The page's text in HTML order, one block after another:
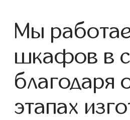
Мы
шкафов в
благодаря
этапах